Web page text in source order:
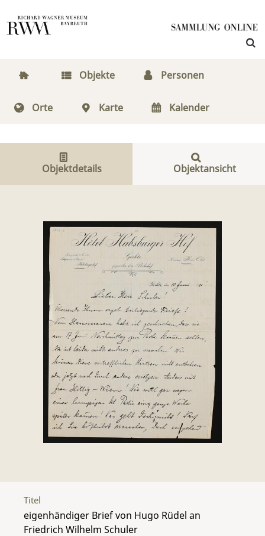
Objekte Personen
Orte Karte Kalender
Objektdetails Objektansicht
Titel
eigenhändiger Brief von Hugo Rüdel an
Friedrich Wilhelm Schuler